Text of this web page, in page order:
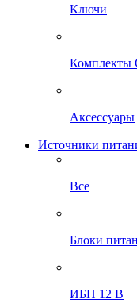
Ключи
Аксессуары
Источники
Все
Блоки
ИБП 12 В